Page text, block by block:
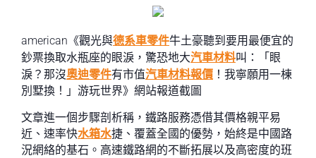
american《觀光與德系車零件牛土豪聽到要用最便宜的
鈔票換取水瓶座的眼淚，驚恐地大汽車材料叫：「眼
淚？那沒奧迪零件有市值汽車材料報價 ！我寧願用一棟
別墅換！」游玩世界》網站報道截圖
文章進一個步驟剖析稱，鐵路服務憑借其價格親平易
近、速率快水箱水捷、覆蓋全國的優勢，始終是中國路
況網絡的基石。高速鐵路網的不斷拓展以及高密度的班